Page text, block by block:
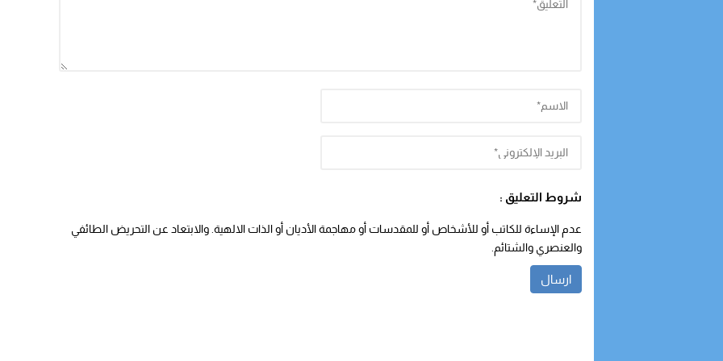
شروط التعليق :
عدم الإساءة للكاتب أو للأشخاص أو للمقدسات أو مهاجمة الأديان أو الذات الالهية. والابتعاد عن التحريض الطائفي
والعنصري والشتائم.